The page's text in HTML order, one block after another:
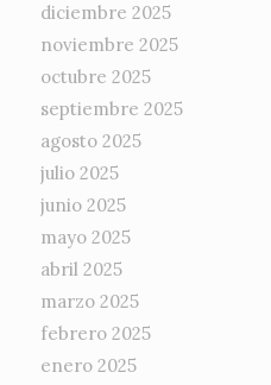
diciembre 2025
noviembre 2025
octubre 2025
septiembre 2025
agosto 2025
julio 2025
junio 2025
mayo 2025
abril 2025
marzo 2025
febrero 2025
enero 2025